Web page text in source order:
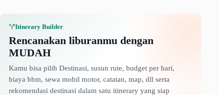
Itinerary Builder
Rencanakan liburanmu dengan
MUDAH
Kamu bisa pilih Destinasi, susun rute, budget per hari,
biaya bbm, sewa mobil motor, catatan, map, dll serta
rekomendasi destinasi dalam satu itinerary yang siap